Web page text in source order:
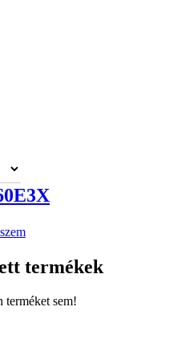
hiányzik a sorból.
érdeklődj a
termékek
terméket sem!